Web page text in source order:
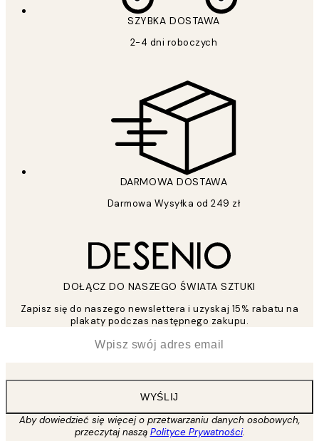
SZYBKA DOSTAWA
2-4 dni roboczych
DARMOWA DOSTAWA
Darmowa Wysyłka od 249 zł
DOŁĄCZ DO NASZEGO ŚWIATA SZTUKI
Zapisz się do naszego newslettera i uzyskaj 15% rabatu na
plakaty podczas następnego zakupu.
WYŚLIJ
Aby dowiedzieć się więcej o przetwarzaniu danych osobowych,
przeczytaj naszą Polityce Prywatności.